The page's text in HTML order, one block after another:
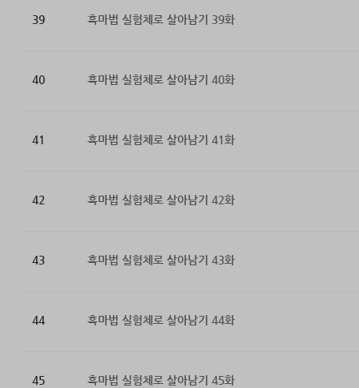
39 흑마법 실험체로 살아남기 39화
40 흑마법 실험체로 살아남기 40화
41 흑마법 실험체로 살아남기 41화
42 흑마법 실험체로 살아남기 42화
43 흑마법 실험체로 살아남기 43화
44 흑마법 실험체로 살아남기 44화
45 흑마법 실험체로 살아남기 45화